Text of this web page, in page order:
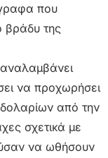
που
βράδυ της
να προχωρήσει
από την
σχετικά με
να ωθήσουν